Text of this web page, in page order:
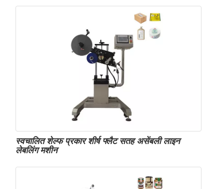
स्वचालित शेल्फ प्रकार शीर्ष फ्लैट सतह असेंबली लाइन
लेबलिंग मशीन